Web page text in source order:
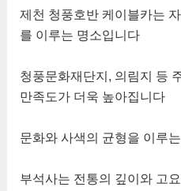
제천 청풍호반 케이블카는
를 이루는 명소입니다
청풍문화재단지, 의림지 등
만족도가 더욱 높아집니다
문화와 사색의 균형을 이루
부석사는 전통의 깊이와 고